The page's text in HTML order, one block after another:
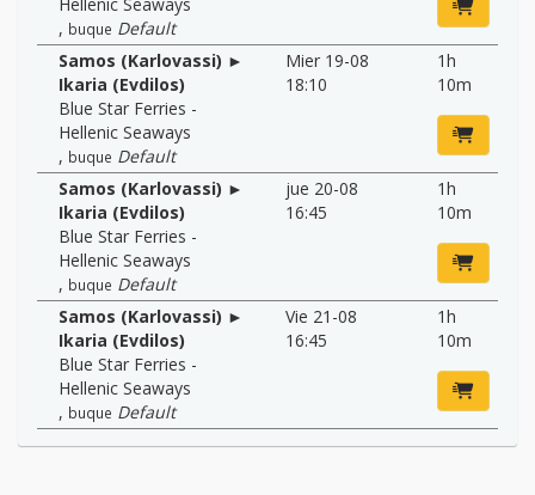
, buque Default
Samos (Karlovassi) ►
Ikaria (Evdilos)
Blue Star Ferries -
Hellenic Seaways
, buque Default
Mier 19-08
18:10
1h
10m
Samos (Karlovassi) ►
Ikaria (Evdilos)
Blue Star Ferries -
Hellenic Seaways
, buque Default
jue 20-08
16:45
1h
10m
Samos (Karlovassi) ►
Ikaria (Evdilos)
Blue Star Ferries -
Hellenic Seaways
, buque Default
Vie 21-08
16:45
1h
10m